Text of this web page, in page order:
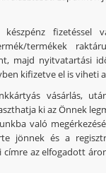
fizetéssel
termékek
majd nyitvatartási
kifizetve el is viheti
vásárlás,
ki az Önnek
való
jönnek és a
az elfogadott